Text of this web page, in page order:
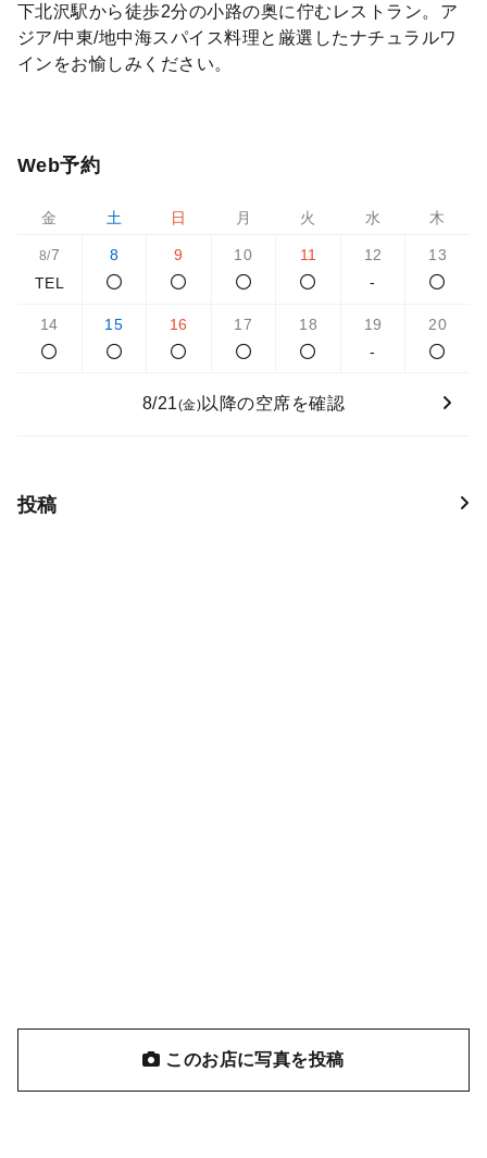
下北沢駅から徒歩2分の小路の奥に佇むレストラン。ア
ジア/中東/地中海スパイス料理と厳選したナチュラルワ
インをお愉しみください。
Web予約
金 土 日 月 火 水 木
8/7
TEL
8 9 10 11
12
-
13
14 15 16 17 18
19
-
20
8/21(金) 以降の空席を確認
投稿
このお店に写真を投稿